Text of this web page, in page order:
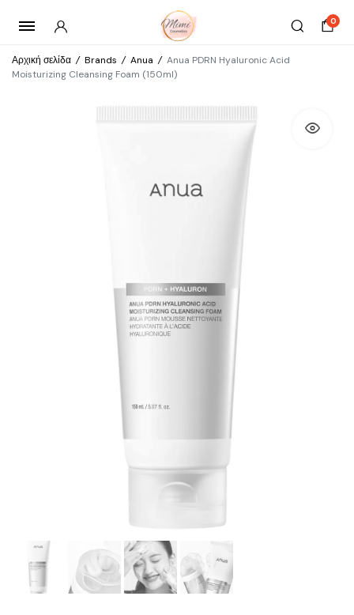
0
Αρχική σελίδα / Brands / Anua / Anua PDRN Hyaluronic Acid
Moisturizing Cleansing Foam (150ml)